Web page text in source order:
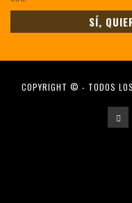
COPYRIGHT © - TODOS